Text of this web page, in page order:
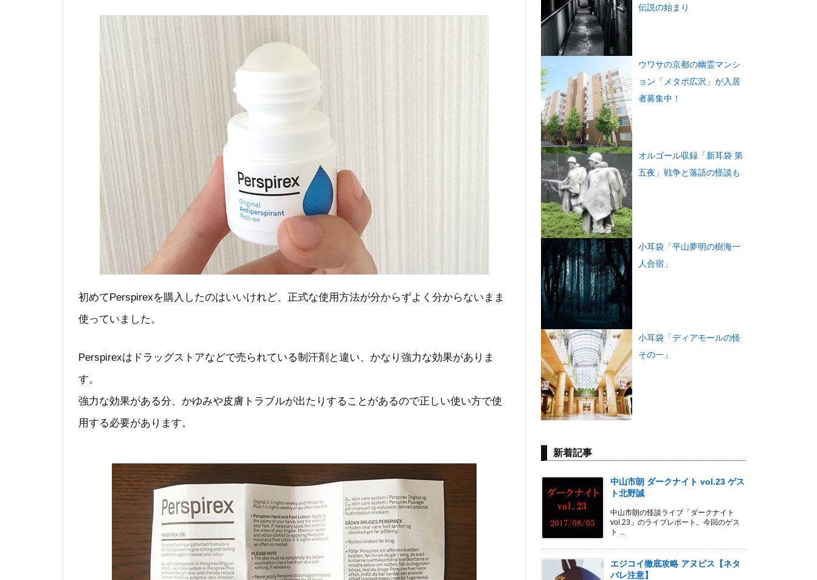
初めてPerspirexを購入したのはいいけれど、正式な使用方法が分からずよく分からないまま
使っていました。
Perspirexはドラッグストアなどで売られている制汗剤と違い、かなり強力な効果がありま
す。
強力な効果がある分、かゆみや皮膚トラブルが出たりすることがあるので正しい使い方で使
用する必要があります。
伝説の始まり
ウワサの京都の幽霊マンシ
ョン「メタボ広沢」が入居
者募集中！
オルゴール収録「新耳袋 第
五夜」戦争と落語の怪談も
小耳袋「平山夢明の樹海一
人合宿」
小耳袋「ディアモールの怪
その一」
新着記事
中山市朗 ダークナイト vol.23 ゲス
ト北野誠
中山市朗の怪談ライブ「ダークナイト
vol.23」のライブレポート。今回のゲス
ト ...
エジコイ徹底攻略 アヌビス【ネタ
バレ注意】